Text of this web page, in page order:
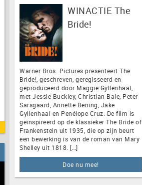
WINACTIE The
Bride!
Warner Bros. Pictures presenteert The
Bride!, geschreven, geregisseerd en
geproduceerd door Maggie Gyllenhaal,
met Jessie Buckley, Christian Bale, Peter
Sarsgaard, Annette Bening, Jake
Gyllenhaal en Penélope Cruz. De film is
geïnspireerd op de klassieker The Bride of
Frankenstein uit 1935, die op zijn beurt
een bewerking is van de roman van Mary
Shelley uit 1818. […]
Doe nu mee!